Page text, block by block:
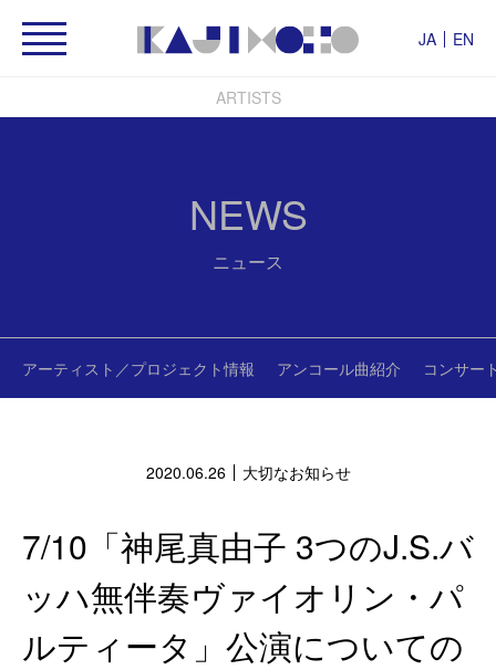
JA EN
ARTISTS
NEWS
ニュース
アーティスト／プロジェクト情報 アンコール曲紹介 コンサー
2020.06.26 大切なお知らせ
7/10「神尾真由子 3つのJ.S.バ
ッハ無伴奏ヴァイオリン・パ
ルティータ」公演についての